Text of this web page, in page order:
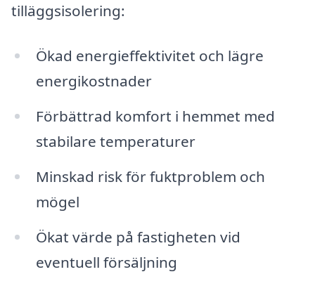
tilläggsisolering:
Ökad energieffektivitet och lägre
energikostnader
Förbättrad komfort i hemmet med
stabilare temperaturer
Minskad risk för fuktproblem och
mögel
Ökat värde på fastigheten vid
eventuell försäljning